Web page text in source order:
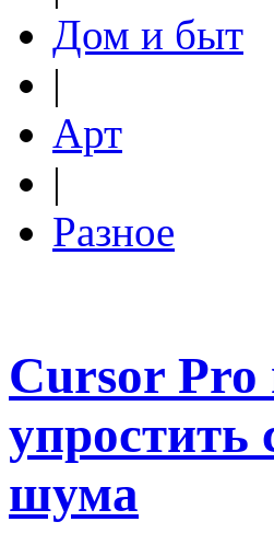
Дом и быт
|
Арт
|
Разное
Cursor Pro
упростить
шума